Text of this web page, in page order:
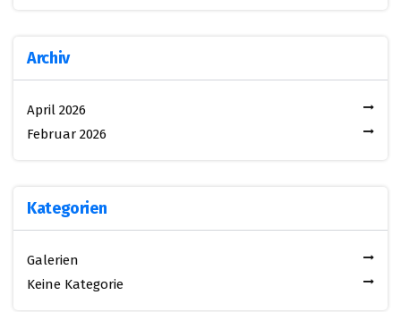
Archiv
April 2026
Februar 2026
Kategorien
Galerien
Keine Kategorie